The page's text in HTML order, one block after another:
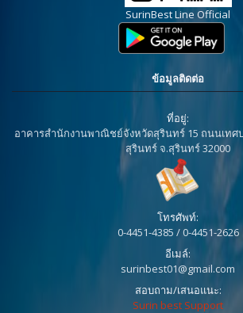
SurinBest Line Official
ข้อมูลติดต่อ
ที่อยู่:
อาคารสำนักงานพาณิชย์จังหวัดสุรินทร์ 15 ถนนเทศบ
สุรินทร์ จ.สุรินทร์ 32000
โทรศัพท์:
0-4451-4385 / 0-4451-2626
อีเมล์:
surinbest01@gmail.com
สอบถาม/เสนอแนะ:
Surin best Support